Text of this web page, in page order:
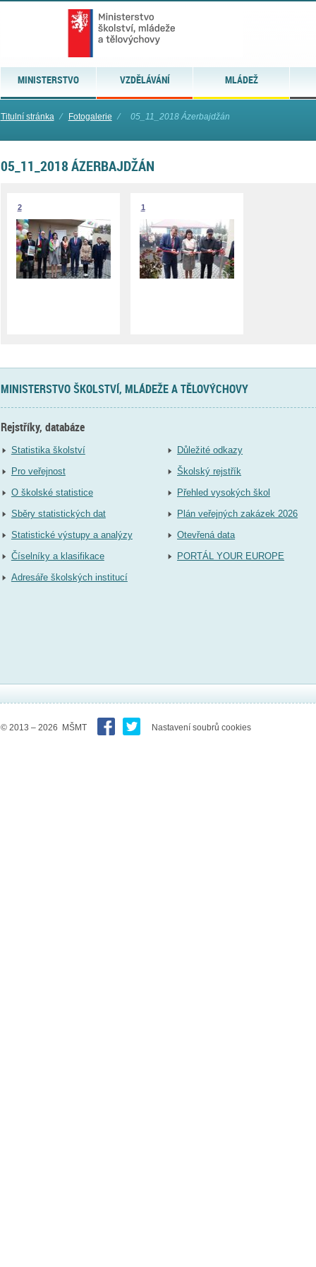
MINISTERSTVO VZDĚLÁVÁNÍ MLÁDEŽ
Titulní stránka ⁄ Fotogalerie ⁄ 05_11_2018 Ázerbajdžán
05_11_2018 ÁZERBAJDŽÁN
2 1
MINISTERSTVO ŠKOLSTVÍ, MLÁDEŽE A TĚLOVÝCHOVY
Rejstříky, databáze
Statistika školství
Pro veřejnost
O školské statistice
Sběry statistických dat
Statistické výstupy a analýzy
Číselníky a klasifikace
Adresáře školských institucí
Důležité odkazy
Školský rejstřík
Přehled vysokých škol
Plán veřejných zakázek 2026
Otevřená data
PORTÁL YOUR EUROPE
© 2013 – 2026 MŠMT Nastavení soubrů cookies